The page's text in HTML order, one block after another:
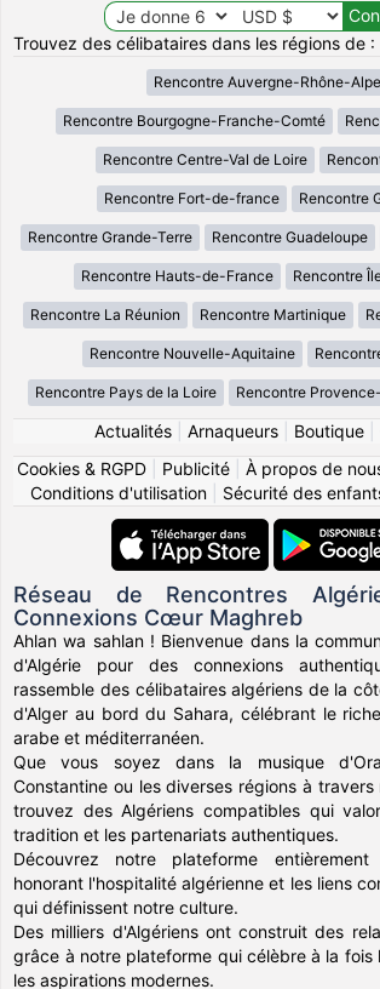
Trouvez des célibataires dans les régions de :
Rencontre Auvergne-Rhône-
Rencontre Bourgogne-Franche-Comté
Rencontre Centre-Val de Loire
Rencontre Fort-de-france Rencontre
Rencontre Grande-Terre Rencontre Guadeloupe
Rencontre Hauts-de-France Rencontre
Rencontre La Réunion Rencontre Martinique
Rencontre Nouvelle-Aquitaine
Rencontre Pays de la Loire Rencontre
Actualités| Arnaqueurs| Boutique|
Cookies & RGPD
Publicité À propos de
Conditions d'utilisation| Sécurité des
Réseau de Rencontres
Connexions Cœur Maghreb
Ahlan wa sahlan ! Bienvenue dans la
d'Algérie pour des connexions
rassemble des célibataires algériens de la
d'Alger au bord du Sahara, célébrant le
arabe et méditerranéen.
Que vous soyez dans la musique
Constantine ou les diverses régions à
trouvez des Algériens compatibles qui
tradition et les partenariats authentiques.
Découvrez notre plateforme
honorant l'hospitalité algérienne et les liens
qui définissent notre culture.
Des milliers d'Algériens ont construit des
grâce à notre plateforme qui célèbre à la fois
les aspirations modernes.